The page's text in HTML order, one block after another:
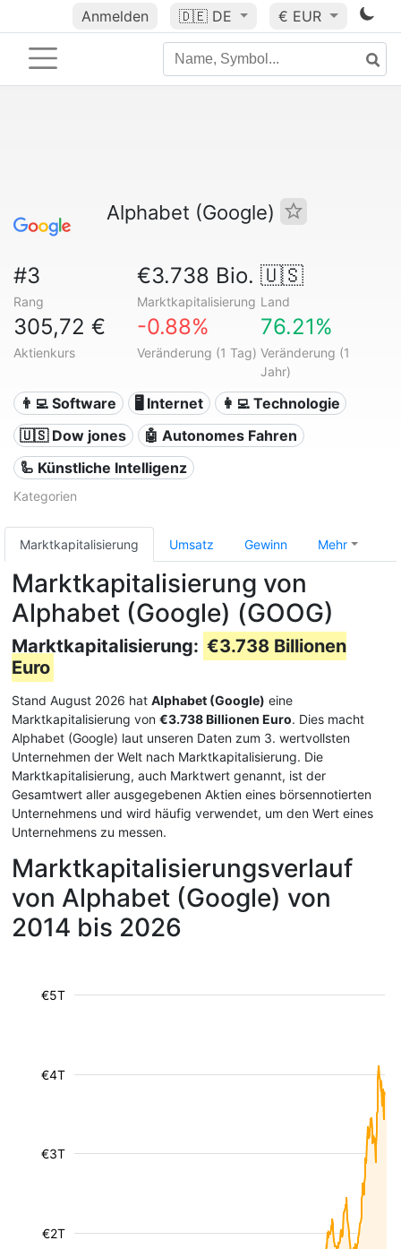
Anmelden 🇩🇪 DE € EUR
Alphabet (Google)
#3
Rang
€3.738 Bio.
Marktkapitalisierung
🇺🇸
Land
305,72 €
Aktienkurs
-0.88%
Veränderung (1 Tag)
76.21%
Veränderung (1
Jahr)
👨‍💻 Software 🖥️ Internet
👩‍💻 Technologie
🇺🇸 Dow jones
🤖 Autonomes Fahren
🦾 Künstliche Intelligenz
Kategorien
Marktkapitalisierung Umsatz Gewinn Mehr
Marktkapitalisierung von
Alphabet (Google) (GOOG)
Marktkapitalisierung: €3.738 Billionen
Euro
Stand August 2026 hat Alphabet (Google) eine
Marktkapitalisierung von €3.738 Billionen Euro. Dies macht
Alphabet (Google) laut unseren Daten zum 3. wertvollsten
Unternehmen der Welt nach Marktkapitalisierung. Die
Marktkapitalisierung, auch Marktwert genannt, ist der
Gesamtwert aller ausgegebenen Aktien eines börsennotierten
Unternehmens und wird häufig verwendet, um den Wert eines
Unternehmens zu messen.
Marktkapitalisierungsverlauf
von Alphabet (Google) von
2014 bis 2026
€2T
€3T
€4T
€5T